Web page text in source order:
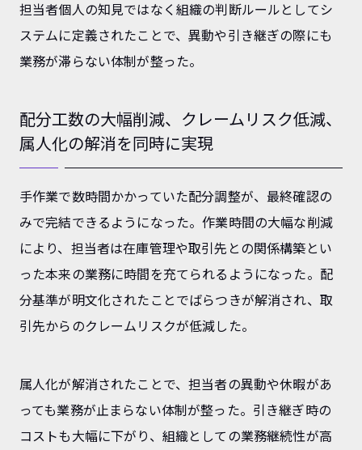
担当者個人の知見ではなく組織の判断ルールとしてシ
ステムに定義されたことで、異動や引き継ぎの際にも
業務が滞らない体制が整った。
配分工数の大幅削減、クレームリスク低減、
属人化の解消を同時に実現
手作業で数時間かかっていた配分調整が、最終確認の
みで完結できるようになった。作業時間の大幅な削減
により、担当者は在庫管理や取引先との関係構築とい
った本来の業務に時間を充てられるようになった。配
分基準が明文化されたことでばらつきが解消され、取
引先からのクレームリスクが低減した。
属人化が解消されたことで、担当者の異動や休暇があ
っても業務が止まらない体制が整った。引き継ぎ時の
コストも大幅に下がり、組織としての業務継続性が高